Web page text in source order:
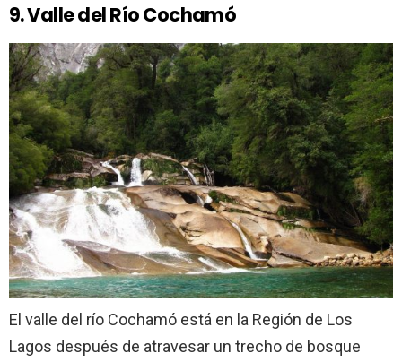
9. Valle del Río Cochamó
El valle del río Cochamó está en la Región de Los
Lagos después de atravesar un trecho de bosque